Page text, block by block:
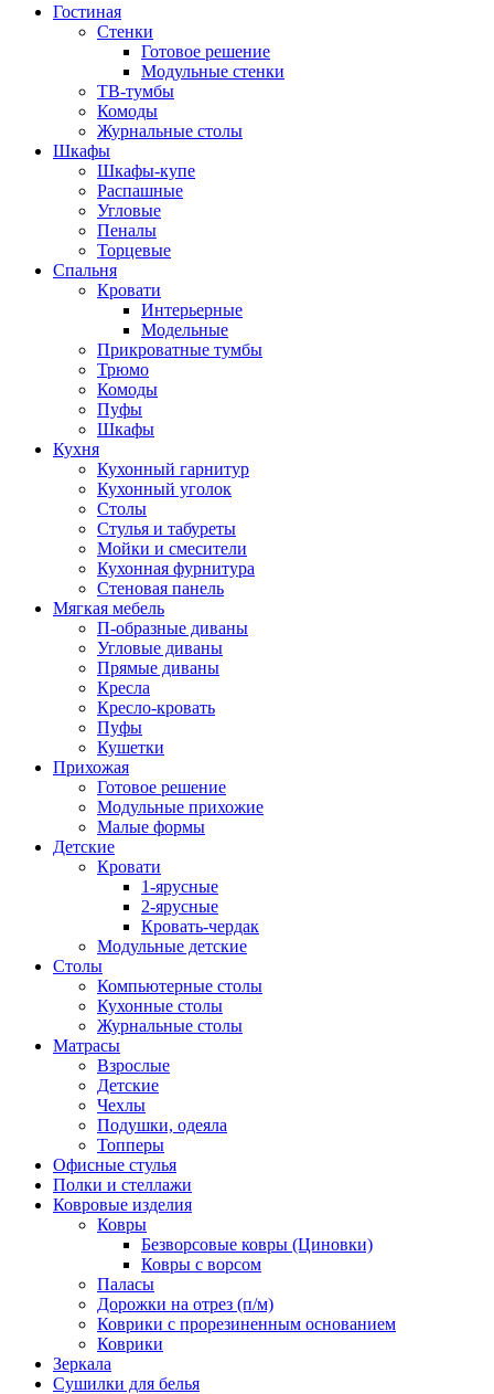
Гостиная
Стенки
Готовое решение
Модульные стенки
ТВ-тумбы
Комоды
Журнальные столы
Шкафы
Шкафы-купе
Распашные
Угловые
Пеналы
Торцевые
Спальня
Кровати
Интерьерные
Модельные
Прикроватные тумбы
Трюмо
Комоды
Пуфы
Шкафы
Кухня
Кухонный гарнитур
Кухонный уголок
Столы
Стулья и табуреты
Мойки и смесители
Кухонная фурнитура
Стеновая панель
Мягкая мебель
П-образные диваны
Угловые диваны
Прямые диваны
Кресла
Кресло-кровать
Пуфы
Кушетки
Прихожая
Готовое решение
Модульные прихожие
Малые формы
Детские
Кровати
1-ярусные
2-ярусные
Кровать-чердак
Модульные детские
Столы
Компьютерные столы
Кухонные столы
Журнальные столы
Матрасы
Взрослые
Детские
Чехлы
Подушки, одеяла
Топперы
Офисные стулья
Полки и стеллажи
Ковровые изделия
Ковры
Безворсовые ковры (Циновки)
Ковры с ворсом
Паласы
Дорожки на отрез (п/м)
Коврики с прорезиненным основанием
Коврики
Зеркала
Сушилки для белья